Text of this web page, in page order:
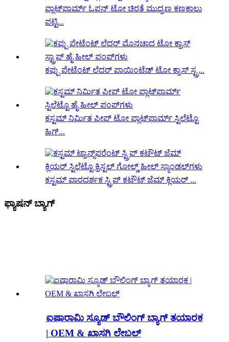
ಪ್ಲಾಟ್‌ಫಾರ್ಮ್ ಓಪನ್ ಟೋ ಚಿರತೆ ಮುದ್ರಣ ಕಣಕಾಲು
ಪಟ್ಟಿ...
ಕಪ್ಪು ಪೇಟೆಂಟ್ ಲೆದರ್ ಪಾಯಿಂಟೆಡ್ ಟೋ ಕ್ರಾಸ್ ಸ್ಟ್ರ...
ಕಸ್ಟಮ್ ನಿರ್ಮಿತ ಪೀಪ್ ಟೋ ಪ್ಲಾಟ್‌ಫಾರ್ಮ್ ಸ್ಟಿಲೆಟ್ಟೊ
ಹಿಗ್...
ಕಸ್ಟಮ್ ಪಾರದರ್ಶಕ ಸ್ಟ್ರಿಪ್ ಕಟೌಟ್ ಜೆಮ್ ಕ್ಲಿಯರ್ ...
ಫ್ಯಾಷನ್ ಬ್ಯಾಗ್
ಐಷಾರಾಮಿ ಸ್ಯೂಡ್ ಬೌಲಿಂಗ್ ಬ್ಯಾಗ್ ತಯಾರಕ
| OEM & ಖಾಸಗಿ ಲೇಬಲ್